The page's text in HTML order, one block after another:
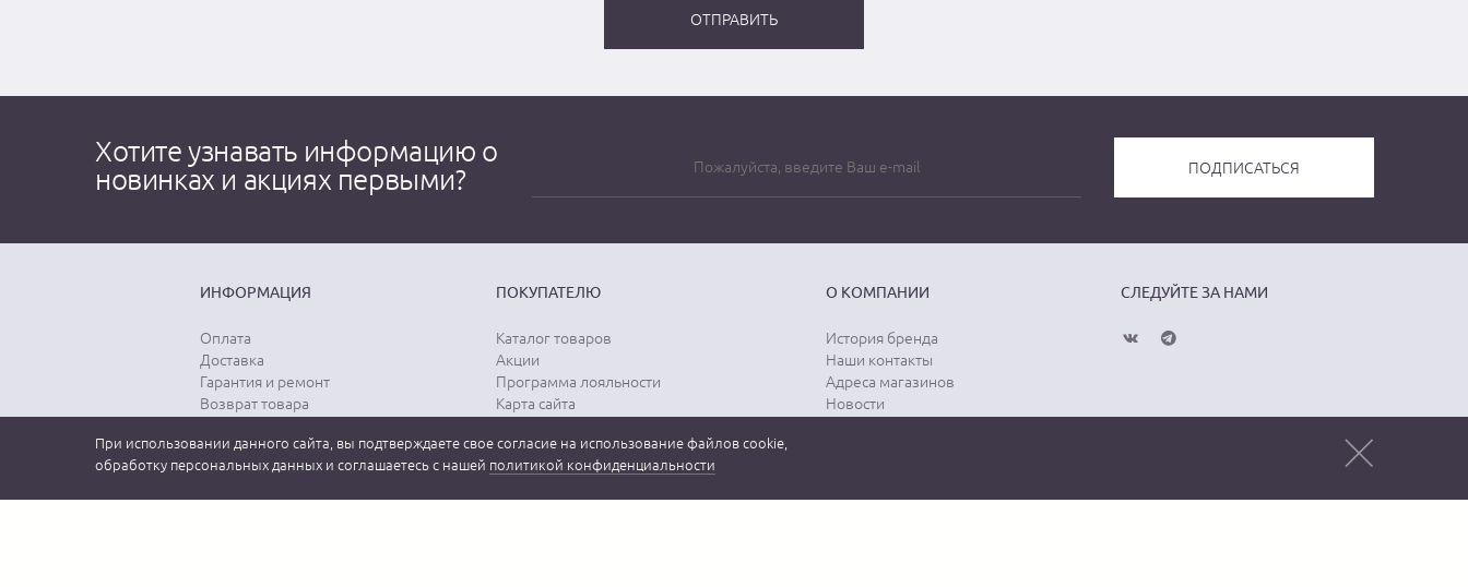
Хотите узнавать информацию о
новинках и акциях первыми?
ИНФОРМАЦИЯ
Оплата
Доставка
Гарантия и ремонт
Возврат товара
Уход за одеждой
ПОКУПАТЕЛЮ
Каталог товаров
Акции
Программа лояльности
Карта сайта
Отзывы о товарах
О КОМПАНИИ
История бренда
Наши контакты
Адреса магазинов
Новости
СЛЕДУЙТЕ ЗА НАМИ
При использовании данного сайта, вы подтверждаете свое согласие на использование файлов cookie,
обработку персональных данных и соглашаетесь с нашей политикой конфиденциальности